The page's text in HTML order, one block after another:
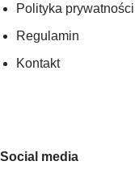
Polityka prywatności
Regulamin
Kontakt
Social media